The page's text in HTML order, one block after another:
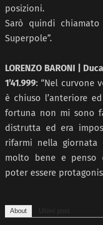
posizioni.
Sarò quindi
Superpole”.
LORENZO BARONI |
1’41.999: “Nel curvone
è chiuso l’anteriore
fortuna non mi sono
distrutta ed era
rifarmi nella giornata
molto bene e penso
poter essere
About Ultimi post